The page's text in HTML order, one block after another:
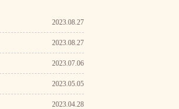
2023.08.27
2023.08.27
2023.07.06
2023.05.05
2023.04.28